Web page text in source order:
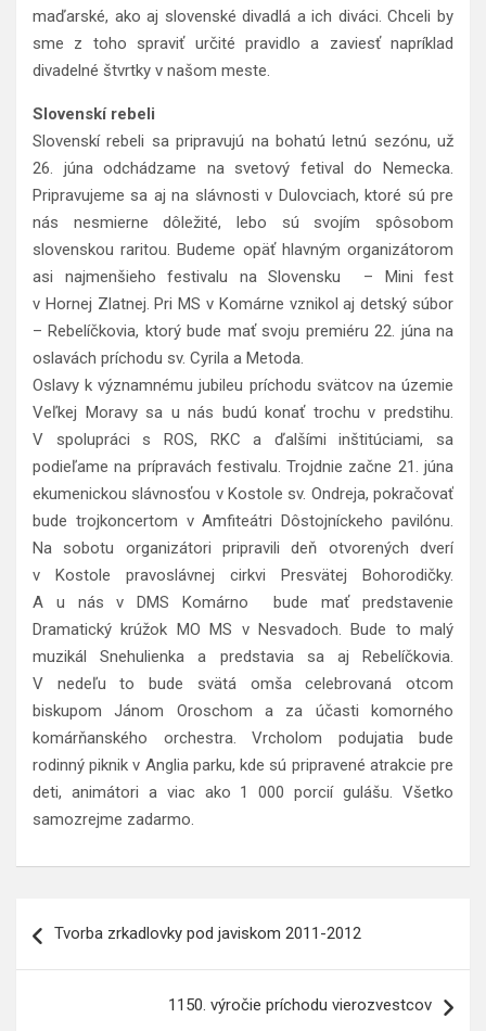
maďarské, ako aj slovenské divadlá a ich diváci. Chceli by
sme z toho spraviť určité pravidlo a zaviesť napríklad
divadelné štvrtky v našom meste.
Slovenskí rebeli
Slovenskí rebeli sa pripravujú na bohatú letnú sezónu, už
26. júna odchádzame na svetový fetival do Nemecka.
Pripravujeme sa aj na slávnosti v Dulovciach, ktoré sú pre
nás nesmierne dôležité, lebo sú svojím spôsobom
slovenskou raritou. Budeme opäť hlavným organizátorom
asi najmenšieho festivalu na Slovensku – Mini fest
v Hornej Zlatnej. Pri MS v Komárne vznikol aj detský súbor
– Rebelíčkovia, ktorý bude mať svoju premiéru 22. júna na
oslavách príchodu sv. Cyrila a Metoda.
Oslavy k významnému jubileu príchodu svätcov na územie
Veľkej Moravy sa u nás budú konať trochu v predstihu.
V spolupráci s ROS, RKC a ďalšími inštitúciami, sa
podieľame na prípravách festivalu. Trojdnie začne 21. júna
ekumenickou slávnosťou v Kostole sv. Ondreja, pokračovať
bude trojkoncertom v Amfiteátri Dôstojníckeho pavilónu.
Na sobotu organizátori pripravili deň otvorených dverí
v Kostole pravoslávnej cirkvi Presvätej Bohorodičky.
A u nás v DMS Komárno bude mať predstavenie
Dramatický krúžok MO MS v Nesvadoch. Bude to malý
muzikál Snehulienka a predstavia sa aj Rebelíčkovia.
V nedeľu to bude svätá omša celebrovaná otcom
biskupom Jánom Oroschom a za účasti komorného
komárňanského orchestra. Vrcholom podujatia bude
rodinný piknik v Anglia parku, kde sú pripravené atrakcie pre
deti, animátori a viac ako 1 000 porcií gulášu. Všetko
samozrejme zadarmo.
Tvorba zrkadlovky pod javiskom 2011-2012
1150. výročie príchodu vierozvestcov